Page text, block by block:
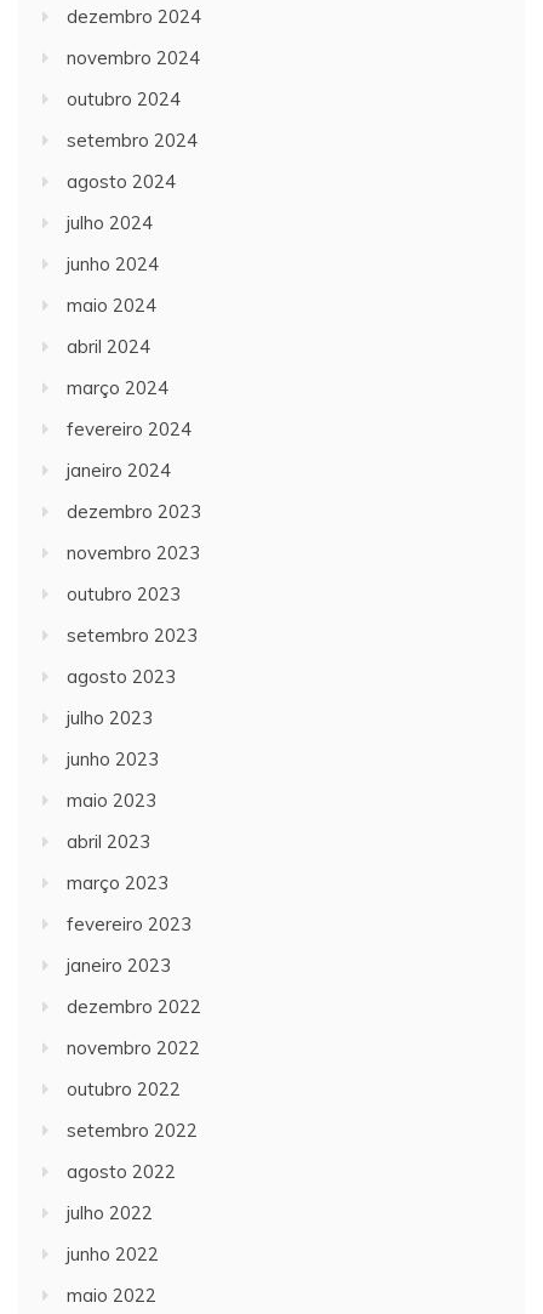
dezembro 2024
novembro 2024
outubro 2024
setembro 2024
agosto 2024
julho 2024
junho 2024
maio 2024
abril 2024
março 2024
fevereiro 2024
janeiro 2024
dezembro 2023
novembro 2023
outubro 2023
setembro 2023
agosto 2023
julho 2023
junho 2023
maio 2023
abril 2023
março 2023
fevereiro 2023
janeiro 2023
dezembro 2022
novembro 2022
outubro 2022
setembro 2022
agosto 2022
julho 2022
junho 2022
maio 2022